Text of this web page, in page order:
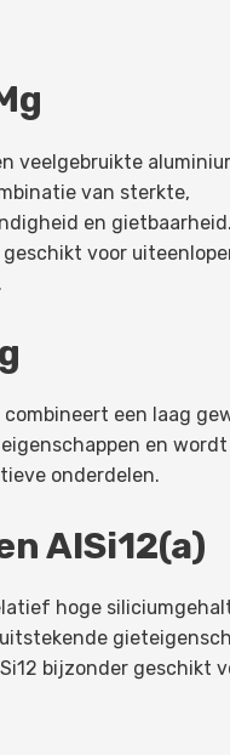
veelgebruikte
van sterkte,
en
voor
combineert een laag
en
onderdelen.
AlSi12(a)
hoge
bijzonder geschikt